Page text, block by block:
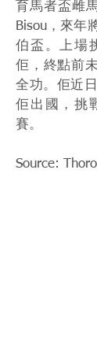
育馬者盃雌
Bisou，來年
伯盃。上場
佢，終點前
全功。佢近
佢出國，挑
賽。
Source: